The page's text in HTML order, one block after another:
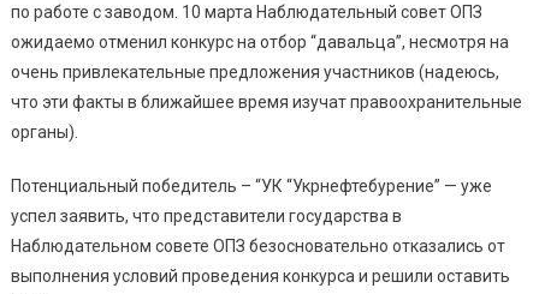
по работе с заводом. 10 марта Наблюдательный совет ОПЗ
ожидаемо отменил конкурс на отбор “давальца”, несмотря на
очень привлекательные предложения участников (надеюсь,
что эти факты в ближайшее время изучат правоохранительные
органы).
Потенциальный победитель – “УК “Укрнефтебурение” — уже
успел заявить, что представители государства в
Наблюдательном совете ОПЗ безосновательно отказались от
выполнения условий проведения конкурса и решили оставить